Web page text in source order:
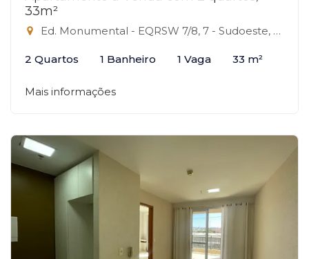
33m²
Ed. Monumental - EQRSW 7/8, 7 - Sudoeste, Brasília-DF
2 Quartos 1 Banheiro 1 Vaga 33 m²
Mais informações